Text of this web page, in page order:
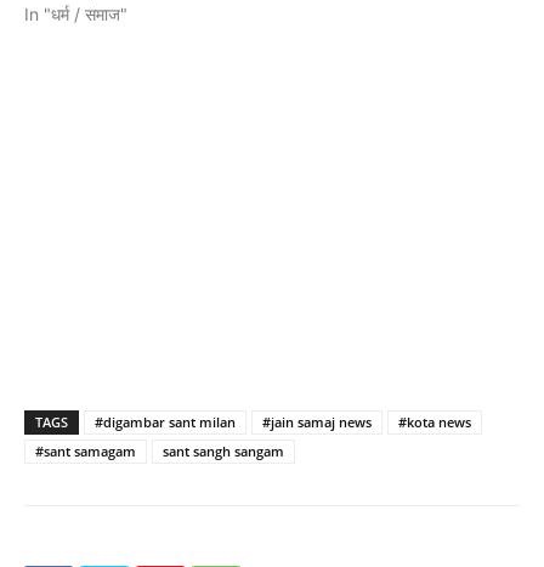
In "धर्म / समाज"
TAGS #digambar sant milan #jain samaj news
#kota news
#sant samagam
sant sangh sangam